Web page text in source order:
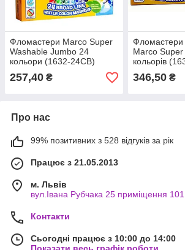
Фломастери Marco Super
Washable Jumbo 24
кольори (1632-24CB)
257,40 ₴
Фломастери
Marco
кольорів
346,50₴
Про нас
99% позитивних з 528 відгуків за рік
Працює з 21.05.2013
м. Львів
вул.Івана Рубчака 25 приміщення
Контакти
Сьогодні працює з 10:00 до 14:00